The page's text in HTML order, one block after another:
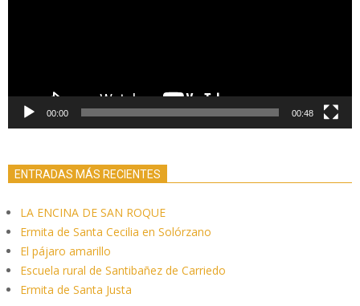
00:00 00:48
ENTRADAS MÁS RECIENTES
LA ENCINA DE SAN ROQUE
Ermita de Santa Cecilia en Solórzano
El pájaro amarillo
Escuela rural de Santibañez de Carriedo
Ermita de Santa Justa